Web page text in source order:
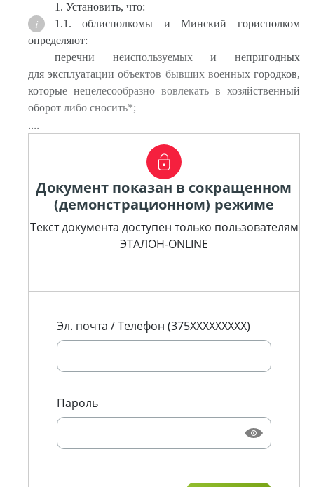
1. Установить, что:
1.1. облисполкомы и Минский горисполком
определяют:
перечни неиспользуемых и непригодных
для эксплуатации объектов бывших военных городков,
которые нецелесообразно вовлекать в хозяйственный
оборот либо сносить*;
....
Документ показан в сокращенном
(демонстрационном) режиме
Текст документа доступен только пользователям
ЭТАЛОН-ONLINE
Эл. почта / Телефон (375XXXXXXXXX)
Пароль